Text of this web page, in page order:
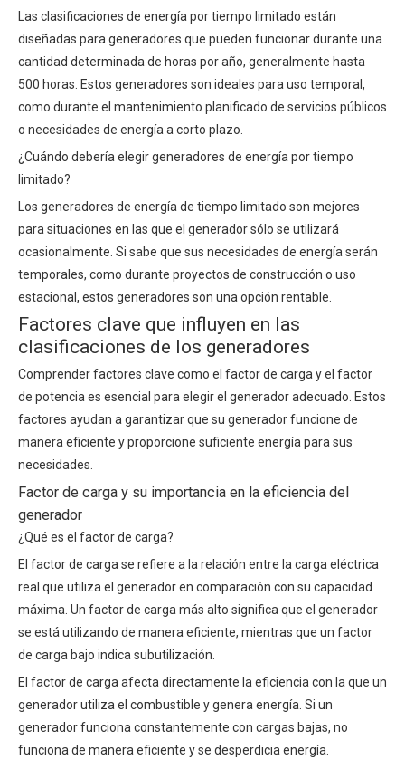
Las clasificaciones de energía por tiempo limitado están
diseñadas para generadores que pueden funcionar durante una
cantidad determinada de horas por año, generalmente hasta
500 horas. Estos generadores son ideales para uso temporal,
como durante el mantenimiento planificado de servicios públicos
o necesidades de energía a corto plazo.
¿Cuándo debería elegir generadores de energía por tiempo
limitado?
Los generadores de energía de tiempo limitado son mejores
para situaciones en las que el generador sólo se utilizará
ocasionalmente. Si sabe que sus necesidades de energía serán
temporales, como durante proyectos de construcción o uso
estacional, estos generadores son una opción rentable.
Factores clave que influyen en las
clasificaciones de los generadores
Comprender factores clave como el factor de carga y el factor
de potencia es esencial para elegir el generador adecuado. Estos
factores ayudan a garantizar que su generador funcione de
manera eficiente y proporcione suficiente energía para sus
necesidades.
Factor de carga y su importancia en la eficiencia del
generador
¿Qué es el factor de carga?
El factor de carga se refiere a la relación entre la carga eléctrica
real que utiliza el generador en comparación con su capacidad
máxima. Un factor de carga más alto significa que el generador
se está utilizando de manera eficiente, mientras que un factor
de carga bajo indica subutilización.
El factor de carga afecta directamente la eficiencia con la que un
generador utiliza el combustible y genera energía. Si un
generador funciona constantemente con cargas bajas, no
funciona de manera eficiente y se desperdicia energía.